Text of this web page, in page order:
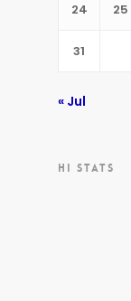
24 25
31
« Jul
HI STATS